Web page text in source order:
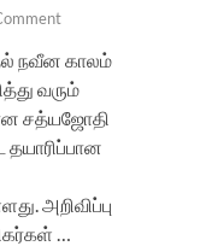
நவீன காலம்
வரும்
சத்யஜோதி
அறிவிப்பு
…